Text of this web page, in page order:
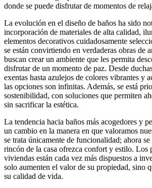
donde se puede disfrutar de momentos de
La evolución en el diseño de baños ha sido
incorporación de materiales de alta calidad,
elementos decorativos cuidadosamente
se están convirtiendo en verdaderas obras de
buscan crear un ambiente que les permita
disfrutar de un momento de paz. Desde
exentas hasta azulejos de colores vibrantes y
las opciones son infinitas. Además, se está
sostenibilidad, con soluciones que permiten
sin sacrificar la estética.
La tendencia hacia baños más acogedores y
un cambio en la manera en que valoramos
se trata únicamente de funcionalidad; ahora se
rincón de la casa ofrezca confort y estilo. Los
viviendas están cada vez más dispuestos a
solo aumenten el valor de su propiedad, sino
su calidad de vida.